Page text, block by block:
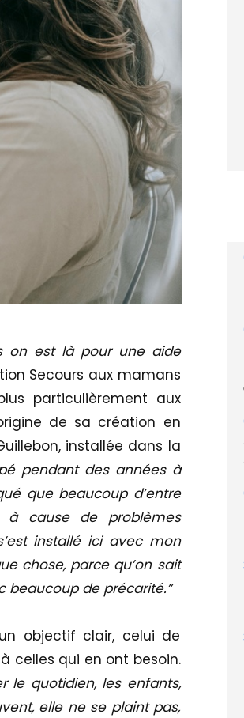
on est là pour une aide
Secours aux mamans
particulièrement aux
de sa création en
installée dans la
pendant des années à
que beaucoup d’entre
à cause de problèmes
installé ici avec mon
chose, parce qu’on sait
beaucoup de précarité.”
objectif clair, celui de
celles qui en ont besoin.
le quotidien, les enfants,
elle ne se plaint pas,